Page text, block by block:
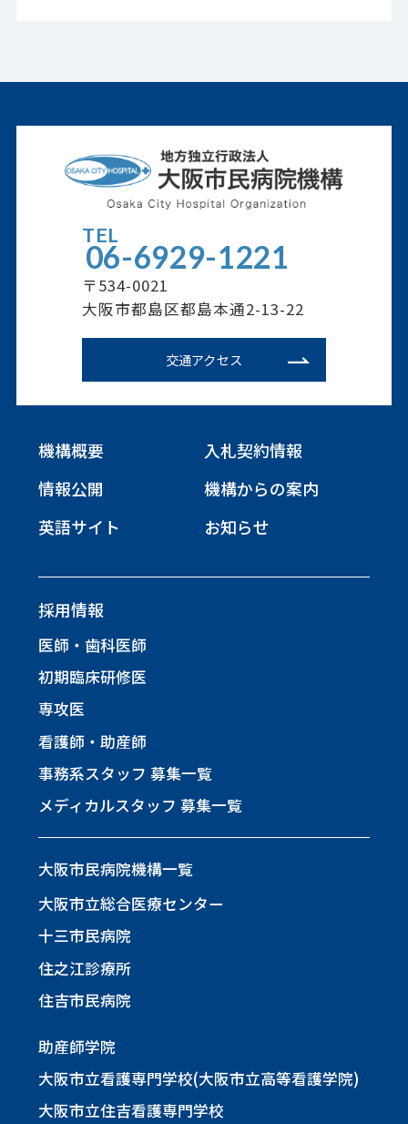
TEL
06-6929-1221
〒534-0021
大阪市都島区都島本通2-13-22
交通アクセス
機構概要
入札契約情報
情報公開
機構からの案内
英語サイト
お知らせ
採用情報
医師・歯科医師
初期臨床研修医
専攻医
看護師・助産師
事務系スタッフ 募集一覧
メディカルスタッフ 募集一覧
大阪市民病院機構一覧
大阪市立総合医療センター
十三市民病院
住之江診療所
住吉市民病院
助産師学院
大阪市立看護専門学校(大阪市立高等看護学院)
大阪市立住吉看護専門学校